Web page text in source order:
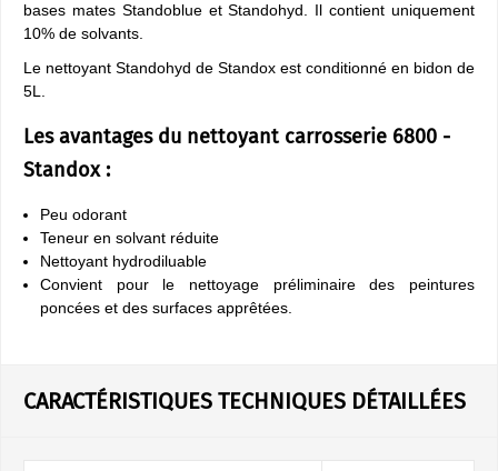
bases mates Standoblue et Standohyd. Il contient uniquement
10% de solvants.
Le nettoyant Standohyd de Standox est conditionné en bidon de
5L.
Les avantages du nettoyant carrosserie 6800 -
Standox :
Peu odorant
Teneur en solvant réduite
Nettoyant hydrodiluable
Convient pour le nettoyage préliminaire des peintures
poncées et des surfaces apprêtées.
CARACTÉRISTIQUES TECHNIQUES DÉTAILLÉES